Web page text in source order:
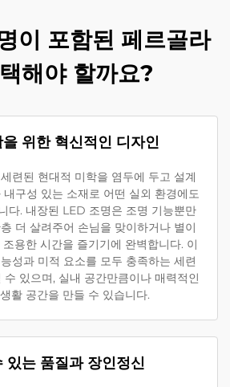
이 포함된 페르골라
해야 할까요?
위한 혁신적인 디자인
련된 현대적 미학을 염두에 두고 설계
내구성 있는 소재로 어떤 실외 환경에도
다. 내장된 LED 조명은 조명 기능뿐만
더 살려주어 손님을 맞이하거나 별이
용한 시간을 즐기기에 완벽합니다. 이
성과 미적 요소를 모두 충족하는 세련
있으며, 실내 공간만큼이나 매력적인
활 공간을 만들 수 있습니다.
있는 품질과 장인정신